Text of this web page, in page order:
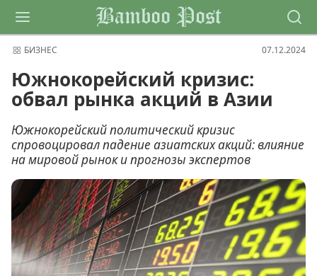
Bamboo Post
БИЗНЕС 07.12.2024
Южнокорейский кризис:
обвал рынка акций в Азии
Южнокорейский политический кризис
спровоцировал падение азиатских акций: влияние
на мировой рынок и прогнозы экспертов